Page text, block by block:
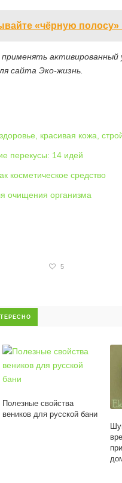
«чёрную полосу»
активированный
сайта Эко-жизнь.
красивая кожа,
перекусы: 14 идей
косметическое средство
очищения организма
5
Полезные свойства
веников для русской бани